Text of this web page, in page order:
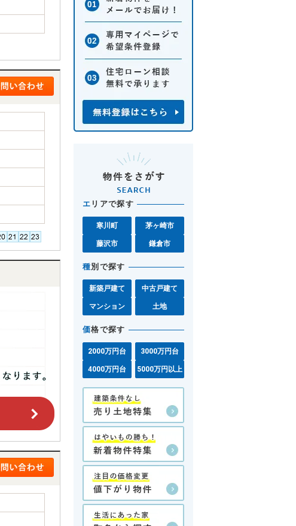
エ リアで探す
寒川町 茅ヶ崎市
藤沢市 鎌倉市
種別で探す
新築戸建て 中古戸建て
マンション 土地
価格で探す
2000万円台 3000万円台
4000万円台 5000万円以上